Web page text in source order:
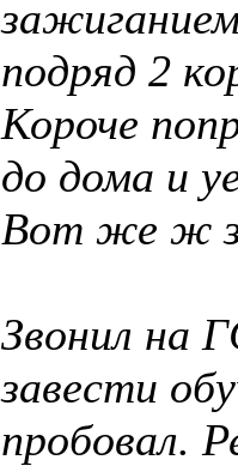
подряд 2
Короче
до дома и
Вот же ж
Звонил на
завести
пробовал.